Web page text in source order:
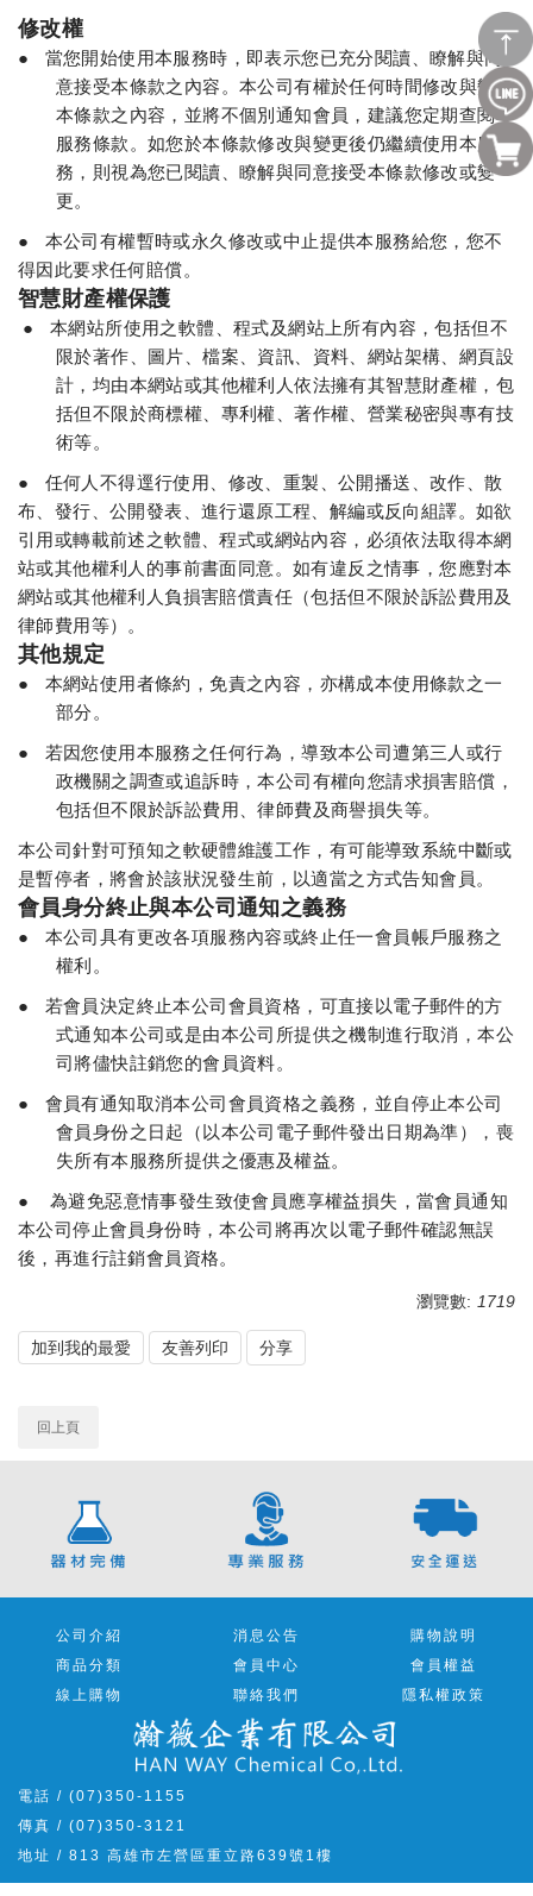
修改權
●
當您開始使用本服務時，即表示您已充分閱讀、瞭解與同
意接受本條款之內容。本公司有權於任何時間修改與變更
本條款之內容，並將不個別通知會員，建議您定期查閱本
服務條款。 如您於本條款修改與變更後仍繼續使用本服
務，則視為您已閱讀、瞭解與同意接受本條款修改或變
更。
●
本公司有權暫時或永久修改或中止提供本服務給您，您不
得因此要求任何賠償。
智慧財產權保護
●
本網站所使用之軟體、程式及網站上所有內容，包括但不
限於著作、圖片、檔案、資訊、資料、網站架構、網頁設
計，均由本網站或其他權利人依法擁有其智慧財產權，包
括但不限於商標權、專利權、著作權、營業秘密與專有技
術等。
●
任何人不得逕行使用、修改、重製、公開播送、改作、散
布、發行、公開發表、進行還原工程、解編或反向組譯。如欲
引用或轉載前述之軟體、程式或網站內容，必須依法取得本網
站或其他權利人的事前書面同意。如有違反之情事，您應對本
網站或其他權利人負損害賠償責任（包括但不限於訴訟費用及
律師費用等）。
其他規定
●
本網站使用者條約，免責之內容，亦構成本使用條款之一
部分。
●
若因您使用本服務之任何行為，導致本公司遭第三人或行
政機關之調查或追訴時，本公司有權向您請求損害賠償，
包括但不限於訴訟費用、律師費及商譽損失等。
本公司針對可預知之軟硬體維護工作，有可能導致系統中斷或
是暫停者，將會於該狀況發生前，以適當之方式告知會員。
會員身分終止與本公司通知之義務
●
本公司具有更改各項服務內容或終止任一會員帳戶服務之
權利。
●
若會員決定終止本公司會員資格，可直接以電子郵件的方
式通知本公司或是由本公司所提供之機制進行取消，本公
司將儘快註銷您的會員資料。
●
會員有通知取消本公司會員資格之義務，並自停止本公司
會員身份之日起（以本公司電子郵件發出日期為準），喪
失所有本服務所提供之優惠及權益。
●
為避免惡意情事發生致使會員應享權益損失，當會員通知
本公司停止會員身份時，本公司將再次以電子郵件確認無誤
後，再進行註銷會員資格。
瀏覽數: 1719
加到我的最愛 友善列印 分享
回上頁
公司介紹 消息公告
購物說明
商品分類
會員中心
會員權益
線上購物
聯絡我們 隱私權政策
電話 / (07)350-1155
傳真 / (07)350-3121
地址 / 813 高雄市左營區重立路639號1樓